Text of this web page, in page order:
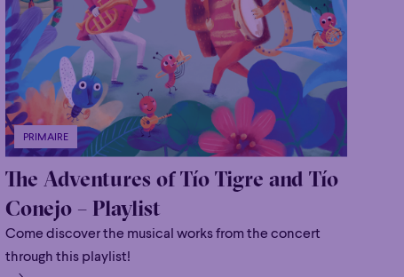
PRIMAIRE
The Adventures of Tío Tigre and Tío
Conejo – Playlist
Come discover the musical works from the concert
through this playlist!